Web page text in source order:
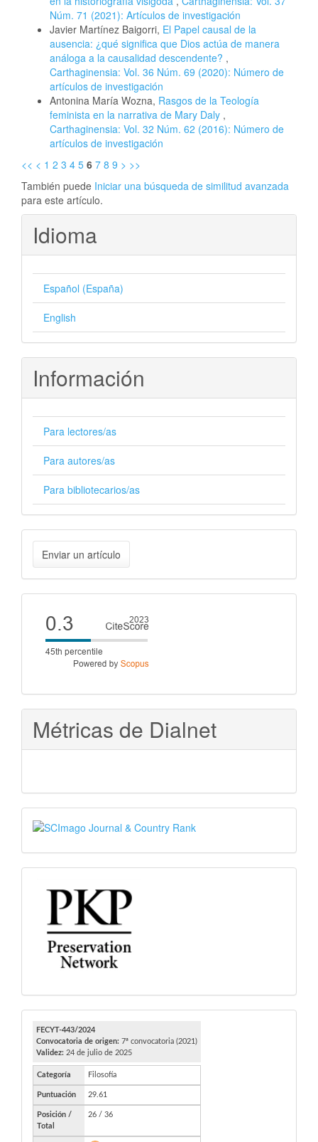
Núm. 71 (2021): Artículos de investigación
Javier Martínez Baigorri, El Papel causal de la
ausencia: ¿qué significa que Dios actúa de manera
análoga a la causalidad descendente? ,
Carthaginensia: Vol. 36 Núm. 69 (2020): Número de
artículos de investigación
Antonina María Wozna, Rasgos de la Teología
feminista en la narrativa de Mary Daly ,
Carthaginensia: Vol. 32 Núm. 62 (2016): Número de
artículos de investigación
<< < 1 2 3 4 5 6 7 8 9 > >>
También puede Iniciar una búsqueda de similitud avanzada
para este artículo.
Idioma
Español (España)
English
Información
Para lectores/as
Para autores/as
Para bibliotecarios/as
Enviar
un
artículo
Enviar un artículo
Cite
score
Métricas de Dialnet
SJR
PKP
FECYT